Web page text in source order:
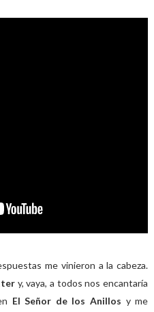
me vinieron a la cabeza.
y, vaya, a todos nos encantaría
El Señor de los Anillos y me